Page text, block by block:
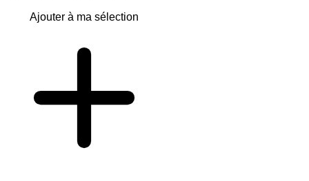
Ajouter à ma sélection